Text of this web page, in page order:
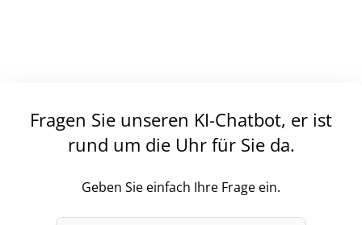
Fragen Sie unseren KI-Chatbot, er ist
rund um die Uhr für Sie da.
Geben Sie einfach Ihre Frage ein.